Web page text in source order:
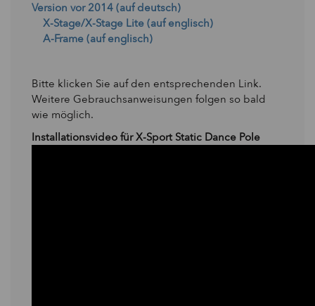
Version vor 2014 (auf deutsch)
X-Stage/X-Stage Lite (auf englisch)
A-Frame (auf englisch)
Bitte klicken Sie auf den entsprechenden Link.
Weitere Gebrauchsanweisungen folgen so bald
wie möglich.
Installationsvideo für X-Sport Static Dance Pole